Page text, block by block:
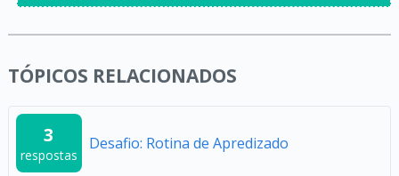
TÓPICOS RELACIONADOS
3
respostas
Desafio: Rotina de Apredizado